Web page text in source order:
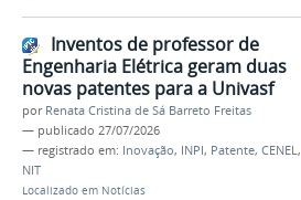
Inventos de professor de
Engenharia Elétrica geram duas
novas patentes para a Univasf
por Renata Cristina de Sá Barreto Freitas
— publicado 27/07/2026
— registrado em: Inovação, INPI, Patente, CENEL,
NIT
Localizado em Notícias